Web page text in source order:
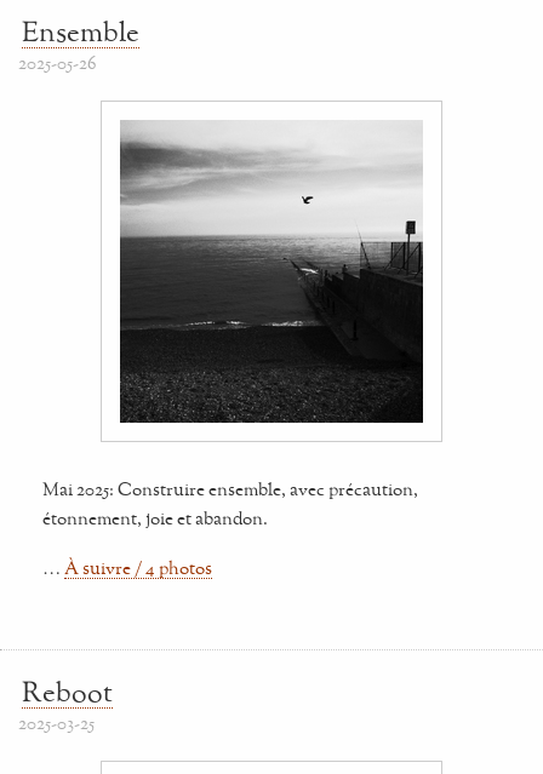
Ensemble
2025-05-26
Mai 2025: Construire ensemble, avec précaution,
étonnement, joie et abandon.
… À suivre / 4 photos
Reboot
2025-03-25